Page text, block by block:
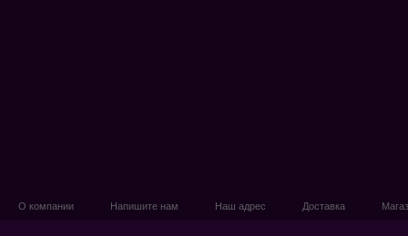
О компании Напишите нам Наш адрес Доставка